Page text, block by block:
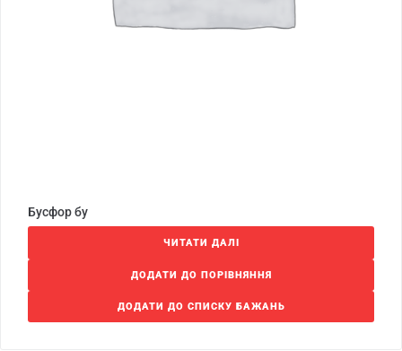
Бусфор бу
ЧИТАТИ ДАЛІ
ДОДАТИ ДО ПОРІВНЯННЯ
ДОДАТИ ДО СПИСКУ БАЖАНЬ